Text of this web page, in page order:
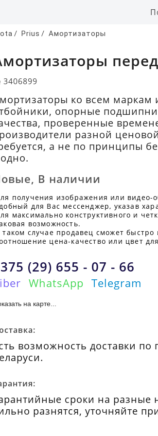
/ Prius / Амортизаторы
ко всем
опорные
проверенные
разной
а не по принципы
, В наличии
получения изображения или видео-
для Вас мессенджер, указав
максимально конструктивного и
возможность.
таком случае продавец сможет
цена-качество или цвет
(29) 655 - 07 - 66
WhatsApp Telegram
на карте...
возможность доставки по
сроки на разные
разнятся, уточняйте